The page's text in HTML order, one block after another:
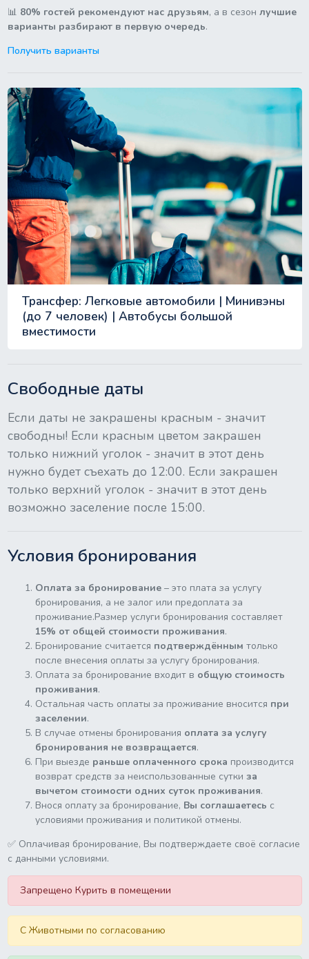
📊 80% гостей рекомендуют нас друзьям, а в сезон лучшие
варианты разбирают в первую очередь.
Получить варианты
Трансфер: Легковые автомобили | Минивэны
(до 7 человек) | Автобусы большой
вместимости
Свободные даты
Если даты не закрашены красным - значит
свободны! Если красным цветом закрашен
только нижний уголок - значит в этот день
нужно будет съехать до 12:00. Если закрашен
только верхний уголок - значит в этот день
возможно заселение после 15:00.
Условия бронирования
Оплата за бронирование– это плата за услугу
бронирования, а не залог или предоплата за
проживание.Размер услуги бронирования составляет
15% от общей стоимости проживания.
Бронирование считается подтверждённым только
после внесения оплаты за услугу бронирования.
Оплата за бронирование входит в общую стоимость
проживания.
Остальная часть оплаты за проживание вносится при
заселении.
В случае отмены бронирования оплата за услугу
бронирования не возвращается.
При выезде раньше оплаченного срока производится
возврат средств за неиспользованные сутки за
вычетом стоимости одних суток проживания.
Внося оплату за бронирование, Вы соглашаетесь с
условиями проживания и политикой отмены.
✅ Оплачивая бронирование, Вы подтверждаете своё согласие
с данными условиями.
Запрещено Курить в помещении
C Животными по согласованию